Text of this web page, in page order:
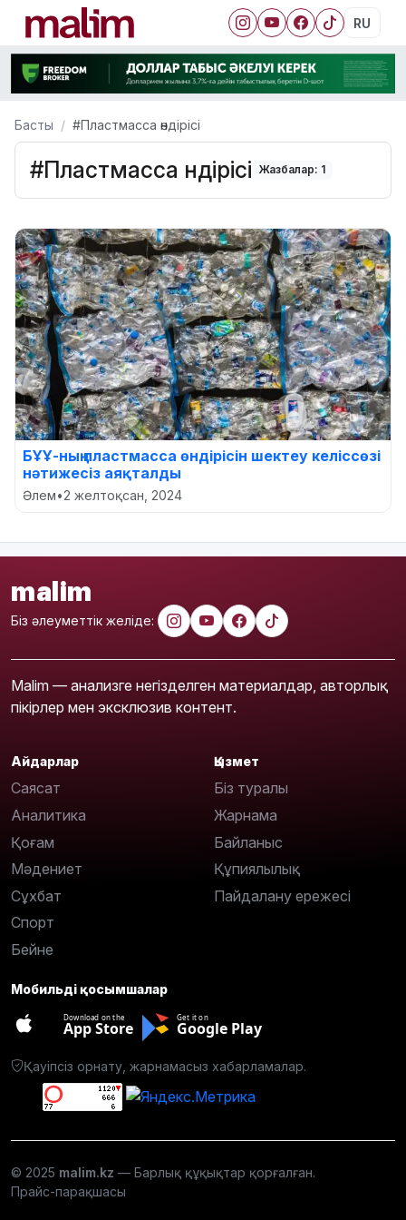
RU
Басты #Пластмасса өндірісі
#Пластмасса өндірісі Жазбалар: 1
БҰҰ-ның пластмасса өндірісін шектеу келіссөзі
нәтижесіз аяқталды
Әлем•2 желтоқсан, 2024
malim
Біз әлеуметтік желіде:
Malim — анализге негізделген материалдар, авторлық
пікірлер мен эксклюзив контент.
Айдарлар
Саясат
Аналитика
Қоғам
Мәдениет
Сұхбат
Спорт
Бейне
Қызмет
Біз туралы
Жарнама
Байланыс
Құпиялылық
Пайдалану ережесі
Мобильді қосымшалар
Download on the
App Store
Get it on
Google Play
Қауіпсіз орнату, жарнамасыз хабарламалар.
© 2025 malim.kz — Барлық құқықтар қорғалған.
Прайс-парақшасы